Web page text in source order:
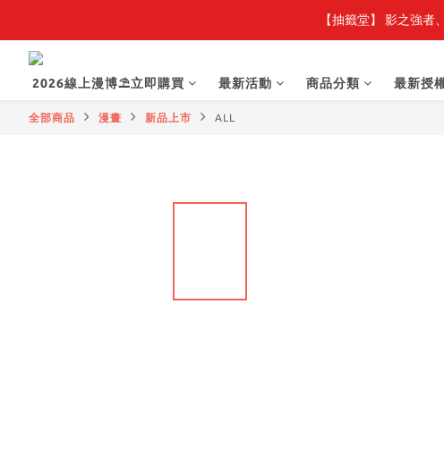
【抽籤堂】 影之強
2026線上漫博⛱️立即購買
最新活動 商品分類 最新授
全部商品 漫畫 新品上市 ALL